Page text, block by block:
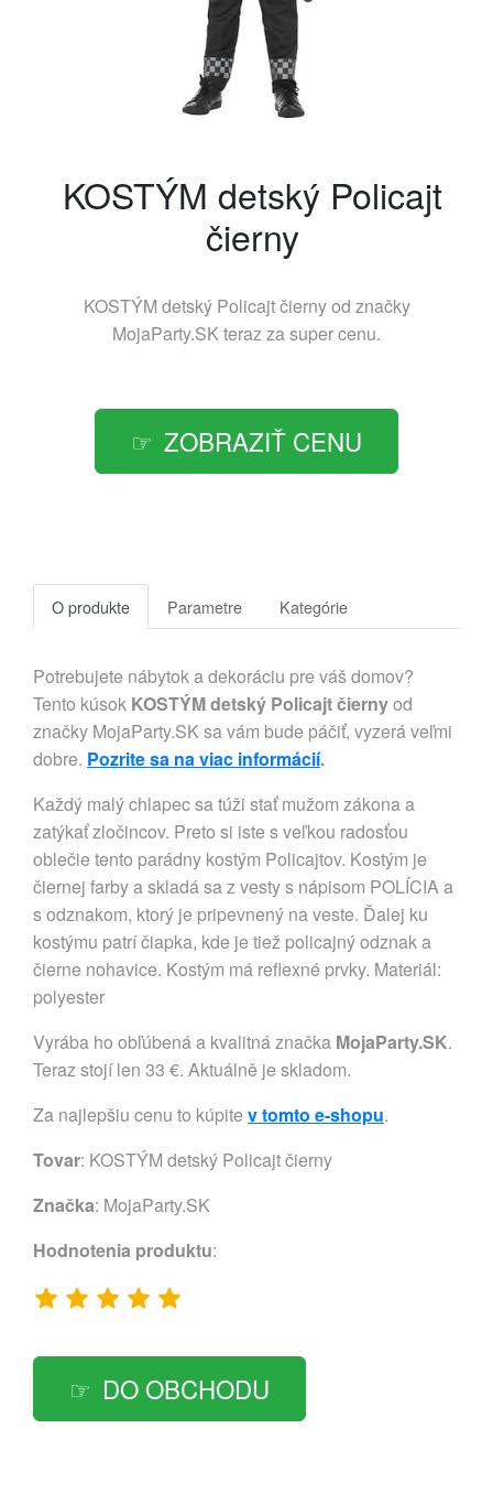
KOSTÝM detský Policajt
čierny
KOSTÝM detský Policajt čierny od značky
MojaParty.SKteraz za super cenu.
ZOBRAZIŤ CENU
O produkte Parametre Kategórie
Potrebujete nábytok a dekoráciu pre váš domov?
Tento kúsok KOSTÝM detský Policajt čiernyod
značky MojaParty.SK sa vám bude páčiť, vyzerá veľmi
dobre. Pozrite sa na viac informácií.
Každý malý chlapec sa túži stať mužom zákona a
zatýkať zločincov. Preto si iste s veľkou radosťou
oblečie tento parádny kostým Policajtov. Kostým je
čiernej farby a skladá sa z vesty s nápisom POLÍCIA a
s odznakom, ktorý je pripevnený na veste. Ďalej ku
kostýmu patrí čiapka, kde je tiež policajný odznak a
čierne nohavice. Kostým má reflexné prvky. Materiál:
polyester
Vyrába ho obľúbená a kvalitná značka MojaParty.SK.
Teraz stojí len 33 €. Aktuálně je skladom.
Za najlepšiu cenu to kúpite v tomto e-shopu.
Tovar: KOSTÝM detský Policajt čierny
Značka: MojaParty.SK
Hodnotenia produktu:
DO OBCHODU